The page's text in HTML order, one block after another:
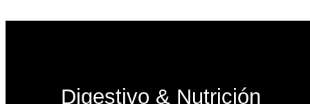
Digestivo & Nutrición